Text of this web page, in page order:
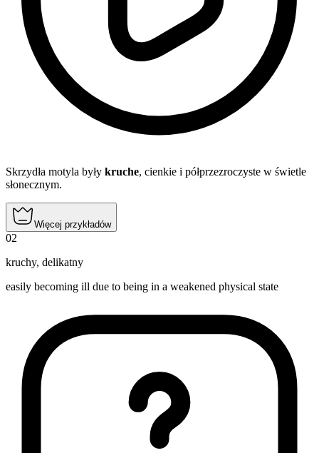
Skrzydła motyla były kruche, cienkie i półprzezroczyste w świetle
słonecznym.
Więcej przykładów
02
kruchy, delikatny
easily becoming ill due to being in a weakened physical state